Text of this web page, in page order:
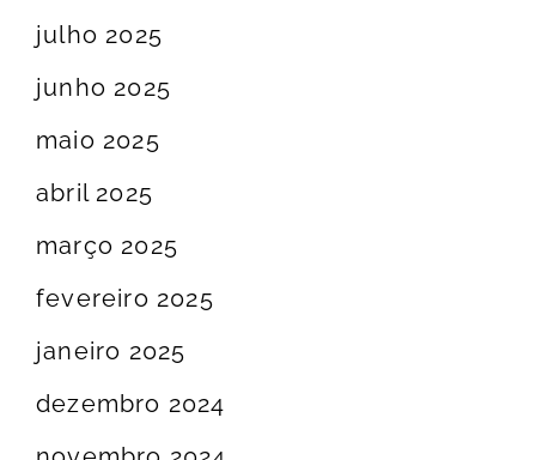
julho 2025
junho 2025
maio 2025
abril 2025
março 2025
fevereiro 2025
janeiro 2025
dezembro 2024